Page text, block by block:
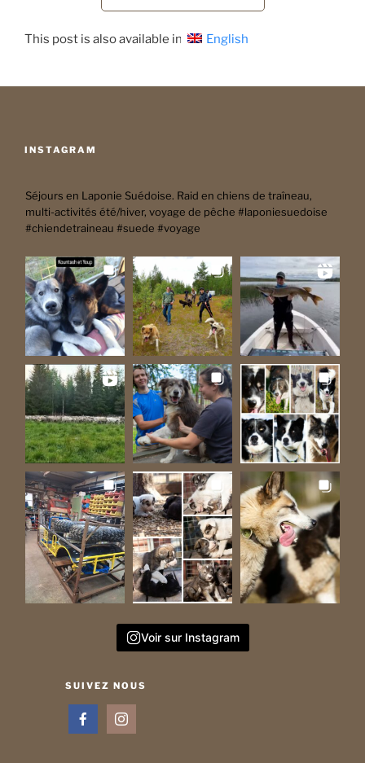
This post is also available in: English
INSTAGRAM
Séjours en Laponie Suédoise. Raid en chiens de traîneau,
multi-activités été/hiver, voyage de pêche #laponiesuedoise
#chiendetraineau #suede #voyage
Voir sur Instagram
SUIVEZ NOUS